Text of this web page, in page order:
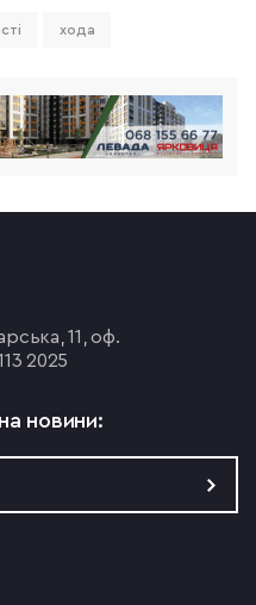
хода
11, оф.
2025
новини: